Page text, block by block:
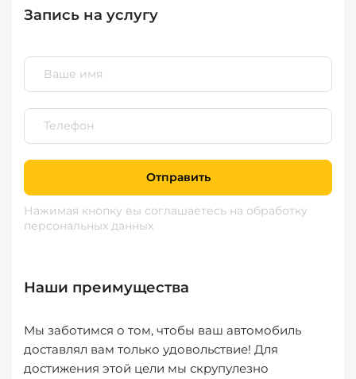
Запись на услугу
Отправить
Нажимая кнопку вы соглашаетесь на обработку
персональных данных
Наши преимущества
Мы заботимся о том, чтобы ваш автомобиль
доставлял вам только удовольствие! Для
достижения этой цели мы скрупулезно